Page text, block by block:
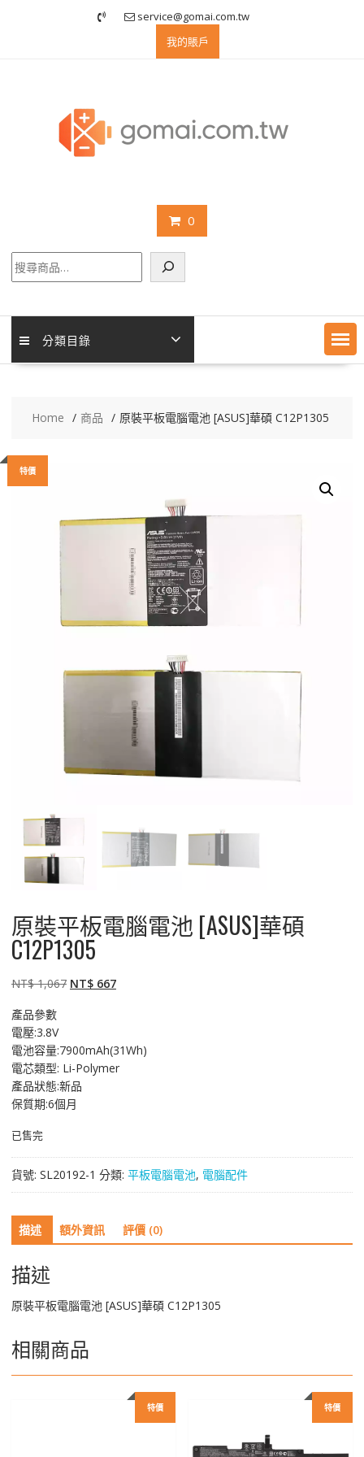
service@gomai.com.tw
我的賬戶
0
尋
分類目錄
Home 商品 原裝平板電腦電池 [ASUS]華碩 C12P1305
特價
原裝平板電腦電池 [ASUS]華碩
C12P1305
NT$1,067 原
NT$ 1,067。
NT$667目
NT$ 667。
產品參數
電壓:3.8V
電池容量:7900mAh(31Wh)
電芯類型: Li-Polymer
產品狀態:新品
保質期:6個月
已售完
貨號: SL20192-1 分類: 平板電腦電池, 電腦配件
描述 額外資訊 評價 (0)
描述
原裝平板電腦電池 [ASUS]華碩 C12P1305
相關商品
特價 特價